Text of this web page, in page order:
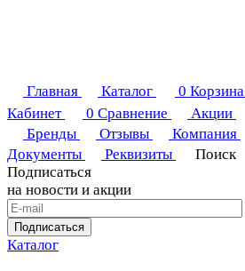
Главная Каталог 0 Корзина
Кабинет
0 Сравнение Акции
Бренды
Отзывы Компания
Документы
Реквизиты Поиск
Подписаться
на новости и акции
Подписаться
Каталог